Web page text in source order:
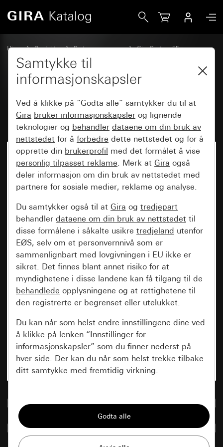
Hjem Produkter Bryterprogrammer
Gira System 55
Kommunikasjonsteknikk tilbehør
Monteringsramme med
klapplokk System 55
Til mediadatabase
Sammenlign artikkel
Samtykke til
informasjonskapsler
Ved å klikke på “Godta alle” samtykker du til at
Gira bruker informasjonskapsler og lignende
teknologier og behandler dataene om din bruk av
nettstedet for å forbedre dette nettstedet og for å
opprette din brukerprofil med det formålet å vise
personlig tilpasset reklame. Merk at Gira også
deler informasjon om din bruk av nettstedet med
partnere for sosiale medier, reklame og analyse.
Du samtykker også til at Gira og tredjepart
behandler dataene om din bruk av nettstedet til
disse formålene i såkalte usikre tredjeland utenfor
EØS, selv om et personvernnivå som er
sammenlignbart med lovgivningen i EU ikke er
sikret. Det finnes blant annet risiko for at
myndighetene i disse landene kan få tilgang til de
behandlede opplysningene og at rettighetene til
den registrerte er begrenset eller utelukket.
Du kan når som helst endre innstillingene dine ved
å klikke på lenken “Innstillinger for
informasjonskapsler” som du finner nederst på
hver side. Der kan du når som helst trekke tilbake
ditt samtykke med fremtidig virkning.
Alle informasjonskapslene vi trenger for å
kunne vise deg siden.